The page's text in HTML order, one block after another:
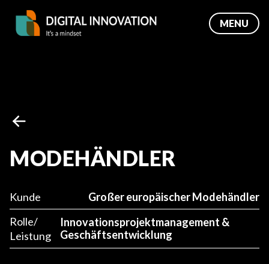
MENU
MODEHÄNDLER
Kunde
Großer europäischer Modehändler
Rolle/
Leistung
Innovationsprojektmanagement &
Geschäftsentwicklung